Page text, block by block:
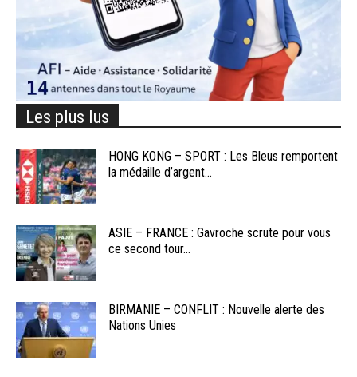
Les plus lus
HONG KONG – SPORT : Les Bleus remportent
la médaille d’argent...
ASIE – FRANCE : Gavroche scrute pour vous
ce second tour...
BIRMANIE – CONFLIT : Nouvelle alerte des
Nations Unies